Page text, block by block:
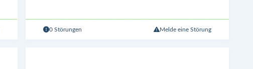
0 Störungen Melde eine Störung